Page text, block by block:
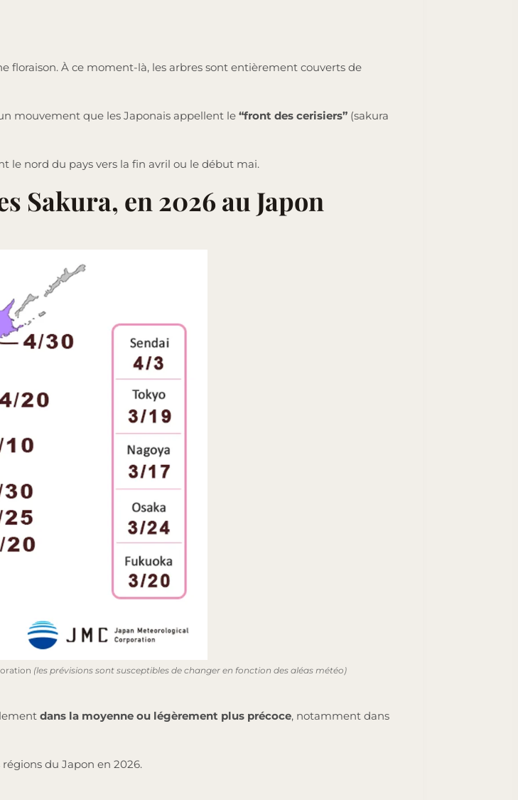
floraison. À ce moment-là, les arbres sont entièrement couverts de
mouvement que les Japonais appellent le “front des cerisiers” (sakura
le nord du pays vers la fin avril ou le début mai.
Sakura, en 2026 au Japon
(les prévisions sont susceptibles de changer en fonction des aléas météo)
dans la moyenne ou légèrement plus précoce, notamment dans
du Japon en 2026.